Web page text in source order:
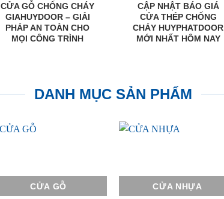
CỬA GỖ CHỐNG CHÁY
GIAHUYDOOR – GIẢI
PHÁP AN TOÀN CHO
MỌI CÔNG TRÌNH
CẬP NHẬT BÁO GIÁ
CỬA THÉP CHỐNG
CHÁY HUYPHATDOOR
MỚI NHẤT HÔM NAY
DANH MỤC SẢN PHẨM
CỬA GỖ CỬA NHỰA